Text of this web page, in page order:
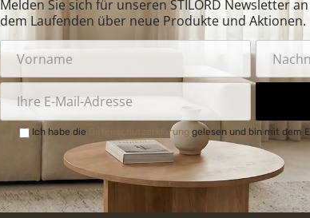
Melden Sie sich für unseren STILORD Newsletter
dem Laufenden über neue Produkte und Aktionen.
Ich habe die Datenschutzerklärung gelesen und bin mit dem